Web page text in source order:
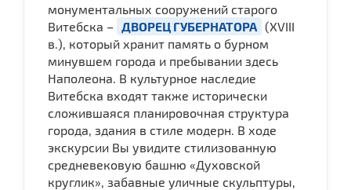
монументальных сооружений старого
Витебска – ДВОРЕЦ ГУБЕРНАТОРА (XVIII
в.), который хранит память о бурном
минувшем города и пребывании здесь
Наполеона. В культурное наследие
Витебска входят также исторически
сложившаяся планировочная структура
города, здания в стиле модерн. В ходе
экскурсии Вы увидите стилизованную
средневековую башню «Духовской
круглик», забавные уличные скульптуры,